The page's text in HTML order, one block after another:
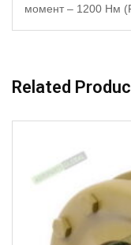
момент – 1200 Нм
Related